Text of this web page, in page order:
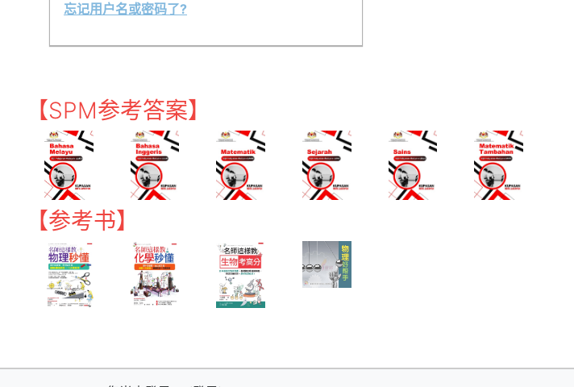
忘记用户名或密码了?
【SPM参考答案】
【参考书】